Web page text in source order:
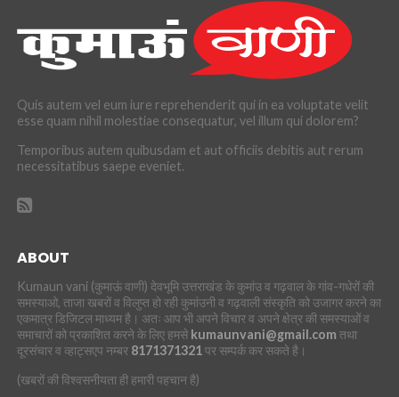
Quis autem vel eum iure reprehenderit qui in ea voluptate velit
esse quam nihil molestiae consequatur, vel illum qui dolorem?
Temporibus autem quibusdam et aut officiis debitis aut rerum
necessitatibus saepe eveniet.
ABOUT
Kumaun vani (कुमाऊं वाणी) देवभूमि उत्तराखंड के कुमांउ व गढ़वाल के गांव-गधेरों की
समस्याओ, ताजा खबरों व विलुप्त हो रही कुमांउनी व गढ़वाली संस्कृति को उजागर करने का
एकमात्र डिजिटल माध्यम है। अतः आप भी अपने विचार व अपने क्षेत्र की समस्याओं व
समाचारों को प्रकाशित करने के लिए हमसे kumaunvani@gmail.com तथा
दूरसंचार व व्हाट्सएप नम्बर 8171371321पर सम्पर्क कर सकते है।
(खबरों की विश्वसनीयता ही हमारी पहचान है)